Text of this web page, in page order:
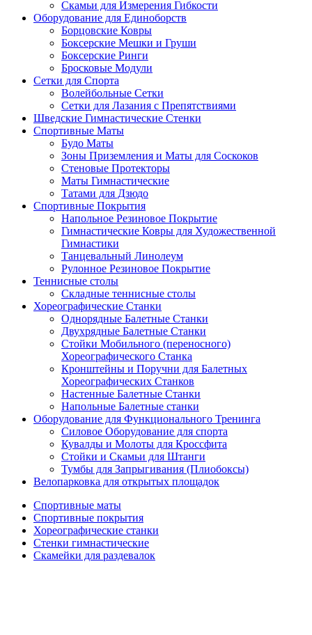
Скамьи для Измерения Гибкости
Оборудование для Единоборств
Борцовские Ковры
Боксерские Мешки и Груши
Боксерские Ринги
Бросковые Модули
Сетки для Спорта
Волейбольные Сетки
Сетки для Лазания с Препятствиями
Шведские Гимнастические Стенки
Спортивные Маты
Будо Маты
Зоны Приземления и Маты для Соскоков
Стеновые Протекторы
Маты Гимнастические
Татами для Дзюдо
Спортивные Покрытия
Напольное Резиновое Покрытие
Гимнастические Ковры для Художественной
Гимнастики
Танцевальный Линолеум
Рулонное Резиновое Покрытие
Теннисные столы
Складные теннисные столы
Хореографические Станки
Однорядные Балетные Станки
Двухрядные Балетные Станки
Стойки Мобильного (переносного)
Хореографического Станка
Кронштейны и Поручни для Балетных
Хореографических Станков
Настенные Балетные Станки
Напольные Балетные станки
Оборудование для Функционального Тренинга
Силовое Оборудование для спорта
Кувалды и Молоты для Кроссфита
Стойки и Скамьи для Штанги
Тумбы для Запрыгивания (Плиобоксы)
Велопарковка для открытых площадок
Спортивные маты
Спортивные покрытия
Хореографические станки
Стенки гимнастические
Скамейки для раздевалок